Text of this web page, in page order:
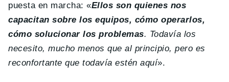
puesta en marcha: «Ellos son quienes nos
capacitan sobre los equipos, cómo operarlos,
cómo solucionar los problemas. Todavía los
necesito, mucho menos que al principio, pero es
reconfortante que todavía estén aquí».